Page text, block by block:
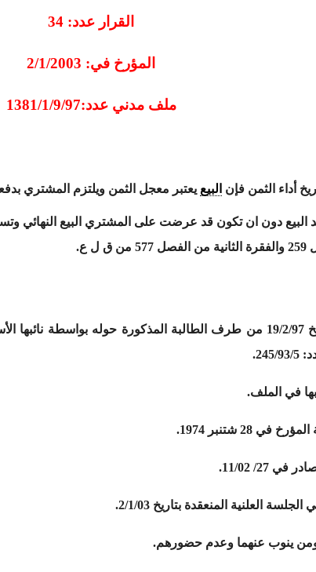
القرار عدد: 34
المؤرخ في: 2/1/2003
ملف مدني عدد:1381/1/9/97
أداء الثمن فإن البيع يعتبر معجل الثمن ويلتزم المشتري
البيع دون ان تكون قد عرضت على المشتري البيع النهائي
بناء على العريضة المرفوعة بتاريخ 19/2/97 من طرف الطالبة
في الملف.
28 شتنبر 1974.
27/ 11/02.
العلنية المنعقدة بتاريخ 2/1/03.
ومن ينوب عنهما وعدم حضورهم.